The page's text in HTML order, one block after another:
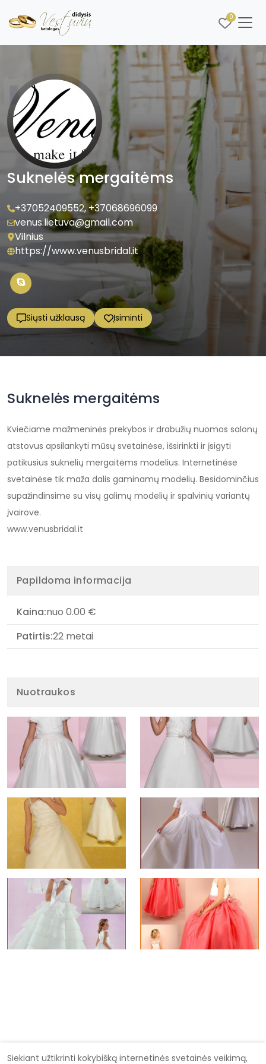
0
Suknelės mergaitėms
+37052409552,+37068696099
venus.lietuva@gmail.com
Vilnius
https://www.venusbridal.it
Siųsti užklausą Įsiminti
Suknelės mergaitėms
Kviečiame mažmeninės prekybos ir drabužių nuomos salonų
atstovus apsilankyti mūsų svetainėse, išsirinkti ir įsigyti
patikusius suknelių mergaitėms modelius. Internetinėse
svetainėse tik maža dalis gaminamų modelių. Besidominčius
supažindinsime su visų galimų modelių ir spalvinių variantų
įvairove.
www.venusbridal.it
Papildoma informacija
Kaina:nuo 0.00 €
Patirtis:22 metai
Nuotraukos
Siekiant užtikrinti kokybišką internetinės svetainės veikimą,